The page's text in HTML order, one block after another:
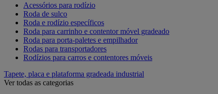
Acessórios para rodízio
Roda de sulco
Roda e rodízio específicos
Roda para carrinho e contentor móvel gradeado
Roda para porta-paletes e empilhador
Rodas para transportadores
Rodízios para carros e contentores móveis
Tapete, placa e plataforma gradeada industrial
Ver todas as categorias